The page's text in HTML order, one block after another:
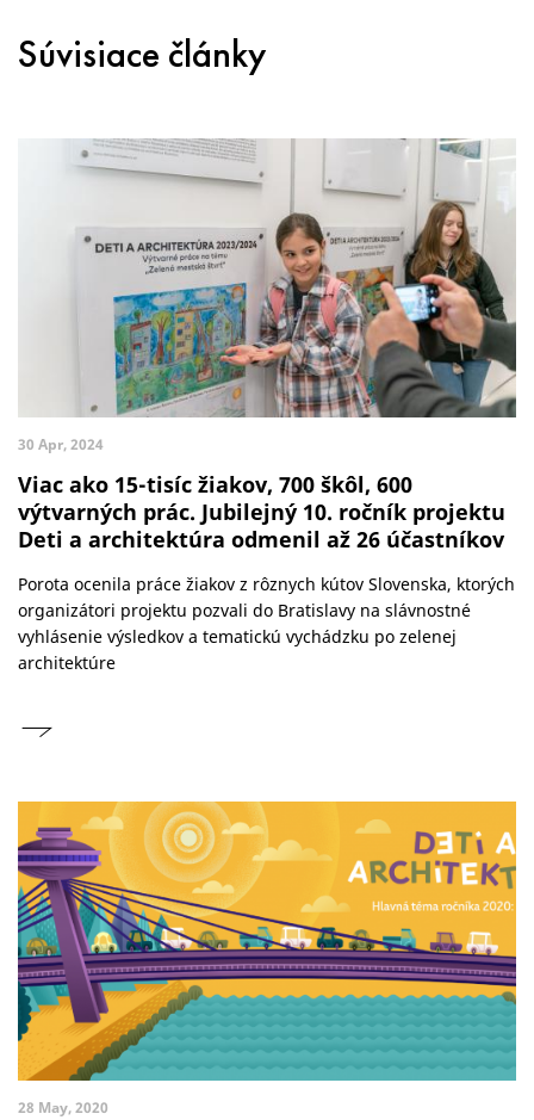
Súvisiace články
30 Apr, 2024
Viac ako 15-tisíc žiakov, 700 škôl, 600
výtvarných prác. Jubilejný 10. ročník projektu
Deti a architektúra odmenil až 26 účastníkov
Porota ocenila práce žiakov z rôznych kútov Slovenska, ktorých
organizátori projektu pozvali do Bratislavy na slávnostné
vyhlásenie výsledkov a tematickú vychádzku po zelenej
architektúre
28 May, 2020